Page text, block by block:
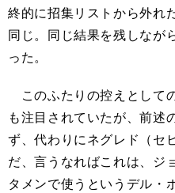
終的に招集リストから外れ
同じ。同じ結果を残しなが
った。
このふたりの控えとして
も注目されていたが、前述
ず、代わりにネグレド（セ
だ、言うなればこれは、ジ
タメンで使うというデル・